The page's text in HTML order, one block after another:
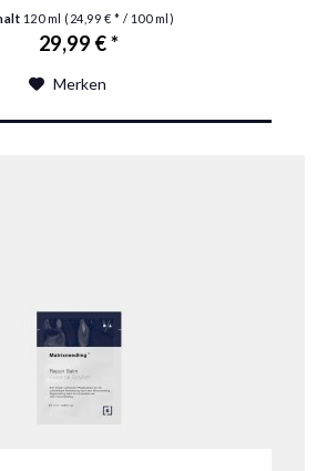
120 ml (24,99 € * / 100 ml)
29,99 € *
Merken